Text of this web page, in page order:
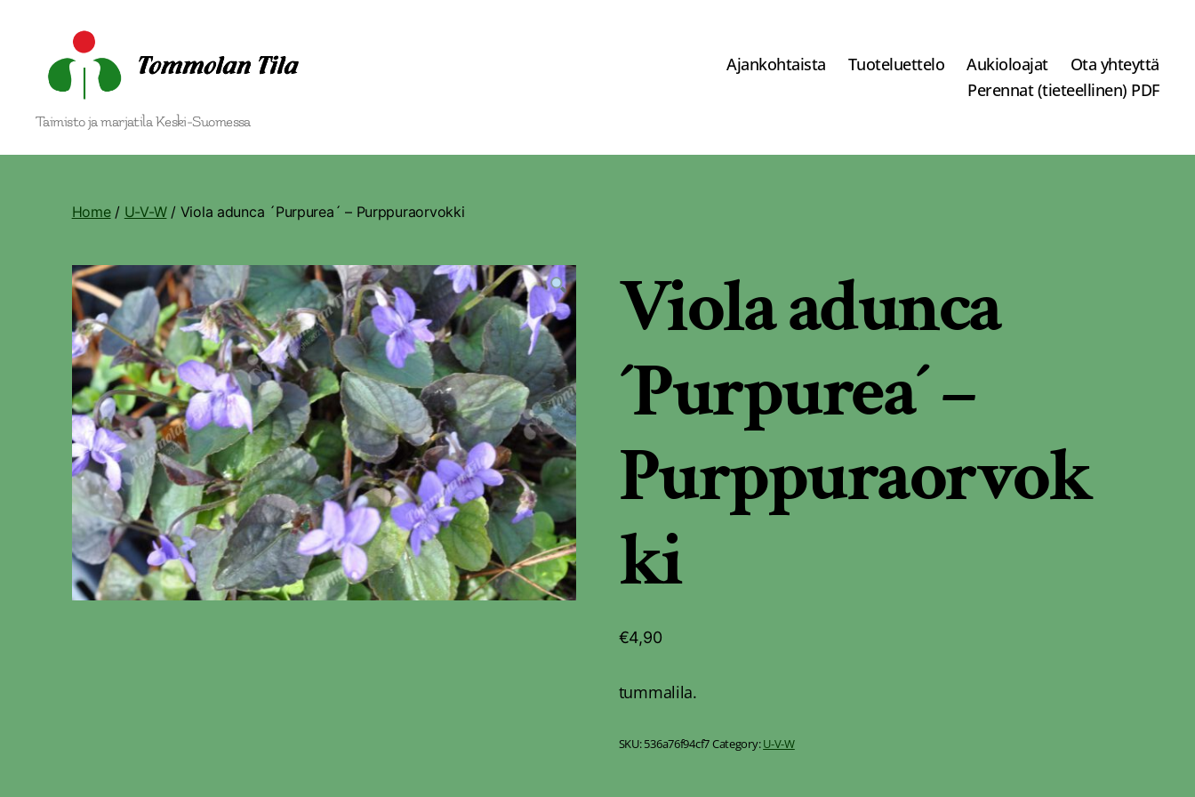
Tommolan
Tila
Taimisto ja marjatila Keski-Suomessa
Ajankohtaista Tuoteluettelo Aukioloajat
Ota yhteyttä
Perennat (tieteellinen) PDF
Home/ U-V-W/ Viola adunca ´Purpurea´ – Purppuraorvokki
Viola adunca
´Purpurea´ –
Purppuraorvok
ki
€4,90
tummalila.
SKU:536a76f94cf7Category:U-V-W